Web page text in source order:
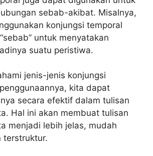
sebab-akibat. Misalnya,
konjungsi temporal
untuk menyatakan
suatu peristiwa.
jenis-jenis konjungsi
kita dapat
secara efektif dalam tulisan
Hal ini akan membuat tulisan
menjadi lebih jelas, mudah
terstruktur.